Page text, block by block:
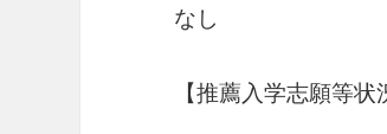
なし
【推薦入学志願等状